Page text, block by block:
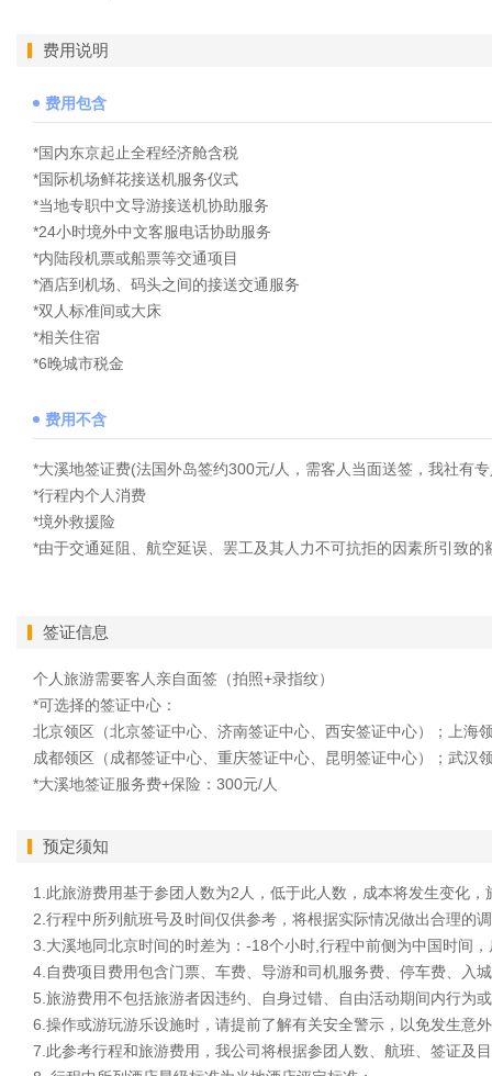
费用说明
费用包含
*国内东京起止全程经济舱含税
*国际机场鲜花接送机服务仪式
*当地专职中文导游接送机协助服务
*24小时境外中文客服电话协助服务
*内陆段机票或船票等交通项目
*酒店到机场、码头之间的接送交通服务
*双人标准间或大床
*相关住宿
*6晚城市税金
费用不含
*大溪地签证费(法国外岛签约300元/人，需客人当面送签，我社有
*行程内个人消费
*境外救援险
*由于交通延阻、航空延误、罢工及其人力不可抗拒的因素所引致的
签证信息
个人旅游需要客人亲自面签（拍照+录指纹）
*可选择的签证中心：
北京领区（北京签证中心、济南签证中心、西安签证中心）；上
成都领区（成都签证中心、重庆签证中心、昆明签证中心）；武
*大溪地签证服务费+保险：300元/人
预定须知
1.此旅游费用基于参团人数为2人，低于此人数，成本将发生变化
2.行程中所列航班号及时间仅供参考，将根据实际情况做出合理的
3.大溪地同北京时间的时差为：-18个小时,行程中前侧为中国时间
4.自费项目费用包含门票、车费、导游和司机服务费、停车费、入
5.旅游费用不包括旅游者因违约、自身过错、自由活动期间内行为
6.操作或游玩游乐设施时，请提前了解有关安全警示，以免发生意
7.此参考行程和旅游费用，我公司将根据参团人数、航班、签证及